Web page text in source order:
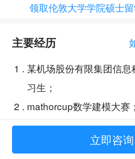
领取伦敦大学学院硕士
主要经历
1 . 某机场股份有限集团信息
习生；
2 . mathorcup数学建模大赛；
3.红外深度学习赋能隧道渗
立即咨询